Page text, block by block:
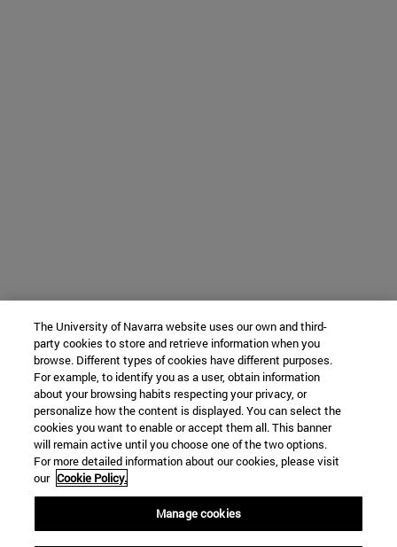
The University of Navarra website uses our own and third-
party cookies to store and retrieve information when you
browse. Different types of cookies have different purposes.
For example, to identify you as a user, obtain information
about your browsing habits respecting your privacy, or
personalize how the content is displayed. You can select the
cookies you want to enable or accept them all. This banner
will remain active until you choose one of the two options.
For more detailed information about our cookies, please visit
our Cookie Policy.
Manage cookies